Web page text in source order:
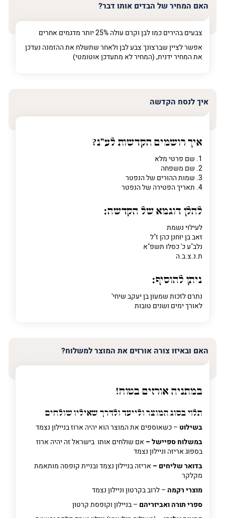
מה
פרט על מה מדובר
האם המחיר של הבדים אותו דבר?
צבעים בהירים כמו לבן וקרם עולה 25% יותר מדגמים אחרים
אפשר לציין שברצונך צבע לבן ולאחר שתשלח את ההזמנה נעדכן
את המחיר ידנית, (המחיר לא מתעדכן אוטומטי)
איך לנסח הקדשה
איך רושמים הקדשות לע"נ?
1. שם פרטי מלא
2. שם משפחה
3. שמות ההורים של הנפטר
4. תאריך הפטירה של הנפטר
להלן דוגמא של הקדשה:
לעילוי נשמת
זאב בן יוחנן כהן ז"ל
נלב"ע כ' כסלו תשפ"א
ת.נ.צ.ב.ה
ניתן להוסיף:
נתרם לזכות שמעון בן יעקב שיחי'
לאורך ימים ושנים טובות
האם ובאיזו צורה אורזים את המוצר למשלוח?
במתניה אורזים בטוח!
תלוי בסוג המוצר ולייעד ולדרך שאיליו שולחים
בשילוט – כשאוספים את המוצר הוא יהיה ארוז בניילון נצמד
במשלוח ספיישל – אם שולחים אותו בישראל זה יהיה ארוז
בספוג אריזה וניילון נצמד
בדואר שליחים – אריזה בניילון נצמד ובניית קופסה מותאמת
מקלקר
מוצרי רקמה – לרוב בקרטון וניילון נצמד
ספרי תורה ואביזריהם – בניילון וקופסת קרטון